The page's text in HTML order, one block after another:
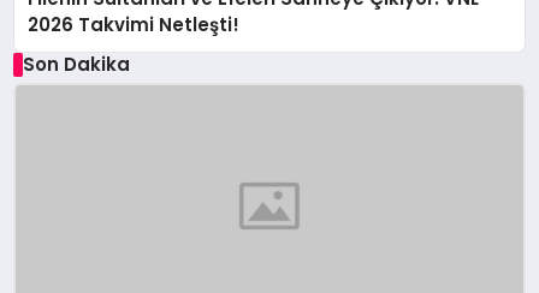
2026 Takvimi Netleşti!
Son Dakika